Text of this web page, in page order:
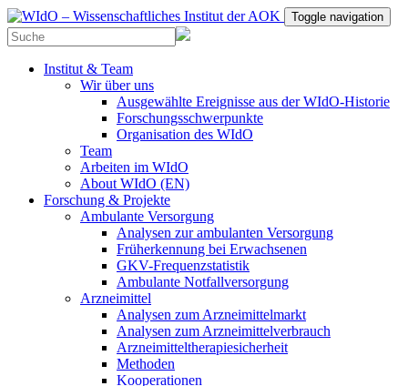
Toggle navigation
Institut & Team
Wir über uns
Ausgewählte Ereignisse aus der WIdO-Historie
Forschungsschwerpunkte
Organisation des WIdO
Team
Arbeiten im WIdO
About WIdO (EN)
Forschung & Projekte
Ambulante Versorgung
Analysen zur ambulanten Versorgung
Früherkennung bei Erwachsenen
GKV-Frequenzstatistik
Ambulante Notfallversorgung
Arzneimittel
Analysen zum Arzneimittelmarkt
Analysen zum Arzneimittelverbrauch
Arzneimitteltherapiesicherheit
Methoden
Kooperationen